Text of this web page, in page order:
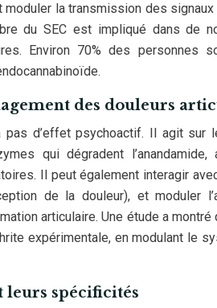
la transmission des
du SEC est impliqué dans de
Environ 70% des personnes
des douleurs
pas d’effet psychoactif. Il agit sur
qui dégradent l’anandamide,
Il peut également interagir
de la douleur), et moduler
articulaire. Une étude a montré
expérimentale, en modulant le
leurs spécificités